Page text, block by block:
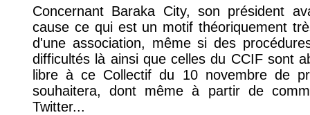
Concernant Baraka City, son président
cause ce qui est un motif théoriquement
d'une association, même si des
difficultés là ainsi que celles du CCIF sont
libre à ce Collectif du 10 novembre de
souhaitera, dont même à partir de
Twitter...